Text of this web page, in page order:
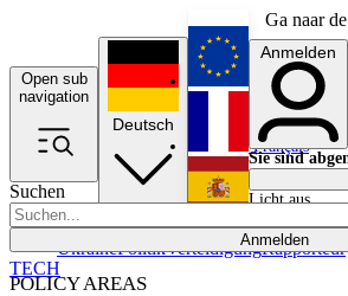
Ga naar
Open sub
navigation
Suchen
Anmelden
POLICY AREAS
UkrainePolitikVerteidigungRapporteur
Deutsch
English
Français
Anmelden
Sie sind
Licht aus
TECH